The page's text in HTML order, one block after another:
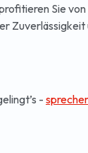
Sie
Zuverlässigkeit
-